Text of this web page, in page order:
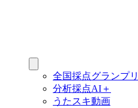
全国採点グランプリ
分析採点AI＋
うたスキ動画